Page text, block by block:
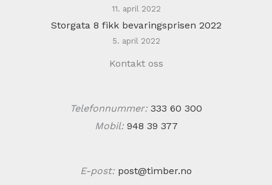
11. april 2022
Storgata 8 fikk bevaringsprisen 2022
5. april 2022
Kontakt oss
Telefonnummer: 333 60 300
Mobil: 948 39 377
E-post: post@timber.no